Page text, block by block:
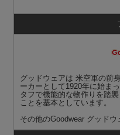
グッドウェアは 米空軍の前
ーカーとして1920年に始ま
タフで機能的な物作りを踏
ことを基本としています。
その他のGoodwear グッドウ